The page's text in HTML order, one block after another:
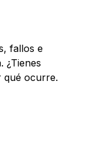
fallos e
¿Tienes
qué ocurre.